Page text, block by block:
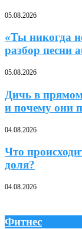
05.08.2026
«Ты никогда
разбор песни
05.08.2026
Дичь в
и почему они
04.08.2026
Что
доля?
04.08.2026
Фитнес